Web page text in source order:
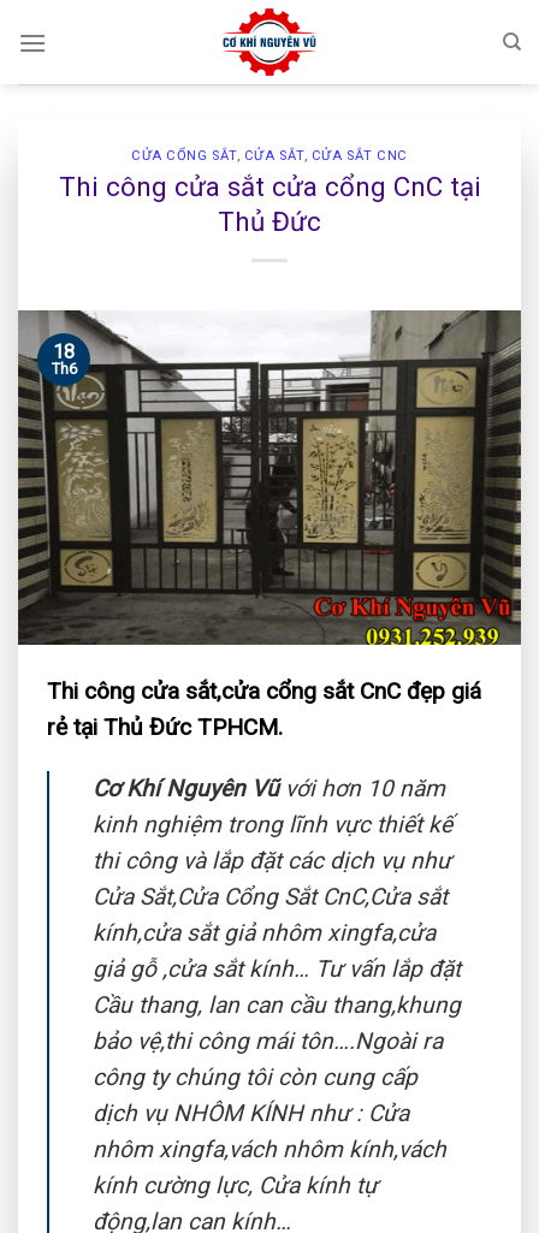
CỬA CỔNG SẮT, CỬA SẮT, CỬA SẮT CNC
Thi công cửa sắt cửa cổng CnC tại
Thủ Đức
18
Th6
Thi công cửa sắt,cửa cổng sắt CnC đẹp giá
rẻ tại Thủ Đức TPHCM.
Cơ Khí Nguyên Vũvới hơn 10 năm
kinh nghiệm trong lĩnh vực thiết kế
thi công và lắp đặt các dịch vụ như
Cửa Sắt,Cửa Cổng Sắt CnC,Cửa sắt
kính,cửa sắt giả nhôm xingfa,cửa
giả gỗ ,cửa sắt kính… Tư vấn lắp đặt
Cầu thang, lan can cầu thang,khung
bảo vệ,thi công mái tôn….Ngoài ra
công ty chúng tôi còn cung cấp
dịch vụ NHÔM KÍNH như : Cửa
nhôm xingfa,vách nhôm kính,vách
kính cường lực, Cửa kính tự
động,lan can kính…